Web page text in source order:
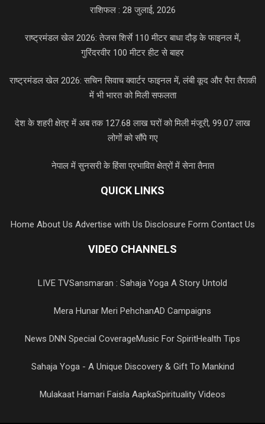
राशिफल : 28 जुलाई, 2026
राष्ट्रमंडल खेल 2026: तेजस शिर्से 110 मीटर बाधा दौड़ के फाइनल में,
गुरिंदरवीर 100 मीटर हीट से बाहर
राष्ट्रमंडल खेल 2026: सचिन सिवाच क्वार्टर फाइनल में, लंबी कूद और पैरा तैराकी
में भी भारत को मिली सफलता
देश के शहरी क्षेत्र में अब तक 127.68 लाख घरों को मिली मंजूरी, 99.07 लाख
लोगों को सौंपे गए
नेपाल में सुनसरी के हिंसा प्रभावित क्षेत्रों में सेना तैनात
QUICK LINKS
Home About Us Advertise with Us Disclosure Form Contact Us
VIDEO CHANNELS
LIVE TVSansmaran : Sahaja Yoga A Story Untold
Mera Hunar Meri PehchanAD Campaigns
News DNN Special CoverageMusic For SpiritHealth Tips
Sahaja Yoga - A Unique Discovery & Gift To Mankind
Mulakaat Hamari Faisla AapkaSpirituality Videos